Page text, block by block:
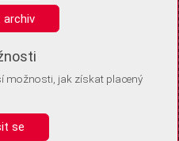
o stejné zařízení, a
do vašeho zařízení, abychom se
kdykoli později upravit ve Správě
archiv
možnosti, jak získat placený
se